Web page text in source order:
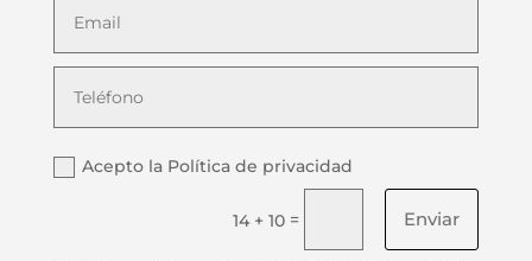
Acepto la Política de privacidad
14 + 10 = Enviar